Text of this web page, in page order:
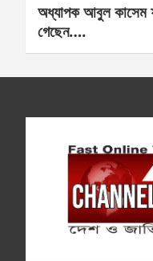
অধ্যাপক আবুল কাসেম
গেছেন….